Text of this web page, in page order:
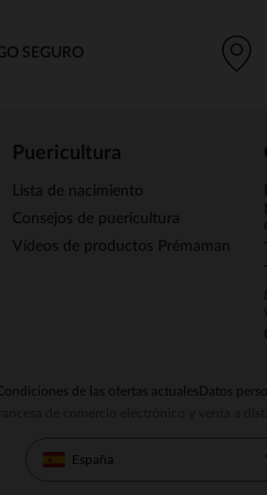
SEGURO
Puericultura
Lista de nacimiento
Consejos de puericultura
Vídeos de productos Prémaman
de las ofertas actuales Datos
España